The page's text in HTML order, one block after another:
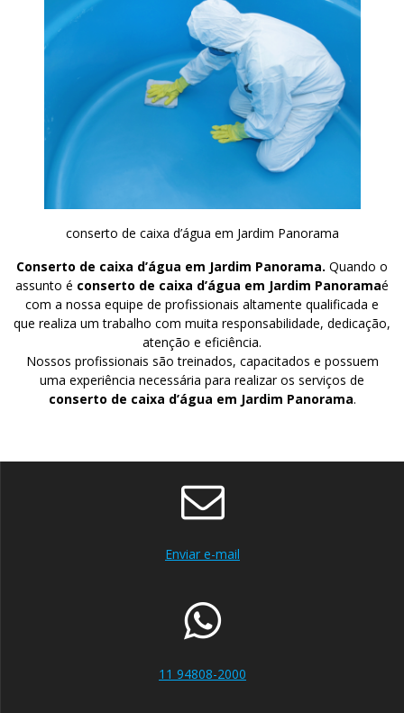
conserto de caixa d’água em Jardim Panorama
Conserto de caixa d’água em Jardim Panorama. Quando o
assunto é conserto de caixa d’água em Jardim Panoramaé
com a nossa equipe de profissionais altamente qualificada e
que realiza um trabalho com muita responsabilidade, dedicação,
atenção e eficiência.
Nossos profissionais são treinados, capacitados e possuem
uma experiência necessária para realizar os serviços de
conserto de caixa d’água em Jardim Panorama.
Enviar e-mail
11 94808-2000